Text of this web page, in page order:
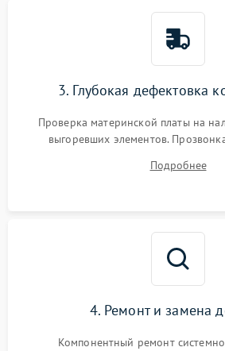
3. Глубокая дефектовка
Проверка материнской платы на
выгоревших элементов.
тестирование приводных моторов
всасывания. Оценка состояния
Подробнее
4. Ремонт и замена
Компонентный ремонт